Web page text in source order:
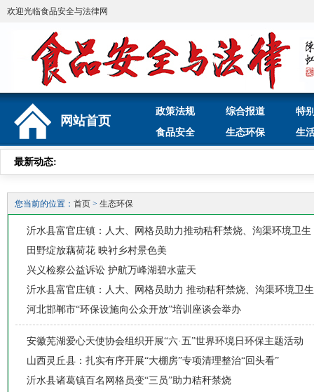
欢迎光临食品安全与法律网
网站首页
政策法规 综合报道
特
食品安全
生态环保 生
最新动态:
您当前的位置： 首页 > 生态环保
沂水县富官庄镇：人大、网格员助力推动秸秆禁烧、沟渠环境卫生
田野绽放藕荷花 映衬乡村景色美
兴义检察公益诉讼 护航万峰湖碧水蓝天
沂水县富官庄镇：人大、网格员助力 推动秸秆禁烧、沟渠环境卫生
河北邯郸市“环保设施向公众开放”培训座谈会举办
安徽芜湖爱心天使协会组织开展“六·五”世界环境日环保主题活动
山西灵丘县：扎实有序开展“大棚房”专项清理整治“回头看”
沂水县诸葛镇百名网格员变“三员”助力秸秆禁烧